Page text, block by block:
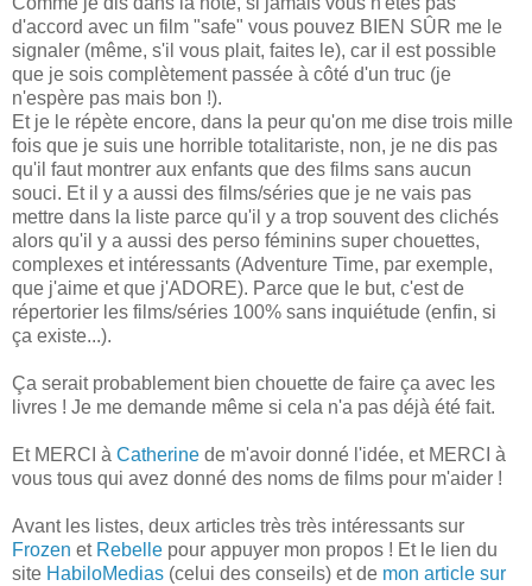
d'accord avec un film "safe" vous pouvez BIEN SÛR me le
signaler (même, s'il vous plait, faites le), car il est possible
que je sois complètement passée à côté d'un truc (je
n'espère pas mais bon !).
Et je le répète encore, dans la peur qu'on me dise trois mille
fois que je suis une horrible totalitariste, non, je ne dis pas
qu'il faut montrer aux enfants que des films sans aucun
souci. Et il y a aussi des films/séries que je ne vais pas
mettre dans la liste parce qu'il y a trop souvent des clichés
alors qu'il y a aussi des perso féminins super chouettes,
complexes et intéressants (Adventure Time, par exemple,
que j'aime et que j'ADORE). Parce que le but, c'est de
répertorier les films/séries 100% sans inquiétude (enfin, si
ça existe...).
Ça serait probablement bien chouette de faire ça avec les
livres ! Je me demande même si cela n'a pas déjà été fait.
Et MERCI à Catherine de m'avoir donné l'idée, et MERCI à
vous tous qui avez donné des noms de films pour m'aider !
Avant les listes, deux articles très très intéressants sur
Frozen et Rebelle pour appuyer mon propos ! Et le lien du
site HabiloMedias (celui des conseils) et de mon article sur